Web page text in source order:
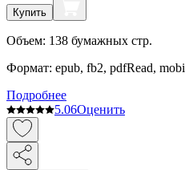
Купить
Объем: 138 бумажных стр.
Формат: epub, fb2, pdfRead, mobi
Подробнее
5.06Оценить